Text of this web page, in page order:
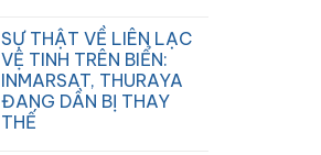
SỰ THẬT VỀ LIÊN LẠC
VỆ TINH TRÊN BIỂN:
INMARSAT, THURAYA
ĐANG DẦN BỊ THAY
THẾ